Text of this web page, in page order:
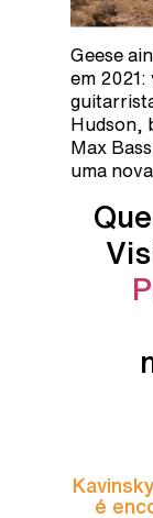
Geese
em 2021:
Hudson,
Max
uma
é